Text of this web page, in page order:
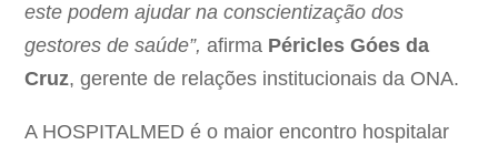
este podem ajudar na conscientização dos
gestores de saúde”,afirma Péricles Góes da
Cruz, gerente de relações institucionais da ONA.
A HOSPITALMED é o maior encontro hospitalar